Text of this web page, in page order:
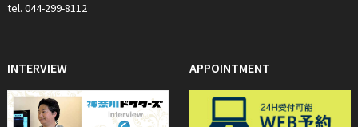
tel. 044-299-8112
INTERVIEW APPOINTMENT